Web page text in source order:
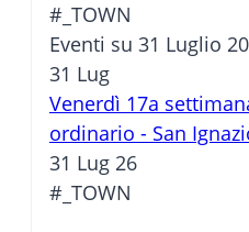
#_TOWN
Eventi su 31 Luglio
31 Lug
Venerdì 17a
ordinario - San
31 Lug 26
#_TOWN